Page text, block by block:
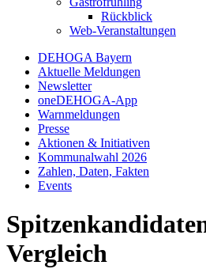
Rückblick
Web-Veranstaltungen
DEHOGA Bayern
Aktuelle Meldungen
Newsletter
oneDEHOGA-App
Warnmeldungen
Presse
Aktionen & Initiativen
Kommunalwahl 2026
Zahlen, Daten, Fakten
Events
Vergleich